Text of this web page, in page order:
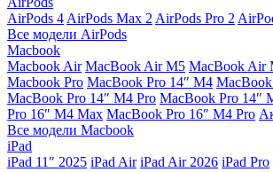
AirPods 4 AirPods Max 2 AirPods Pro 2
Все модели AirPods
Macbook
Macbook Air MacBook Air M5 MacBook Air
Macbook Pro MacBook Pro 14″ M4
MacBook Pro 14″ M4 Pro MacBook Pro 14″
Pro 16″ M4 Max MacBook Pro 16″ M4 Pro
Все модели Macbook
iPad
iPad 11″ 2025 iPad Air iPad Air 2026 iPad Pro